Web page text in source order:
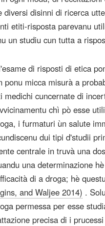
diversi disinni di ricerca
etiti-risposta parevanu
un studiu cun tutta a
di risposti di etica
ponu micca misurà a
medichi cuncernate di
chì pò esse
i furmaturi ùn salute
dui tipi d'studii
centrale in truvà una
una determinazione
di a droga; hè
and Waljee 2014) .
permessa per esse
precisa di i